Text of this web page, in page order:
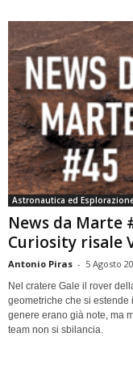
Astronautica ed
News da Marte
Curiosity risale
Antonio Piras - 5 Agosto
Nel cratere Gale il rover
geometriche che si
genere erano già note, ma
team non si sbilancia.